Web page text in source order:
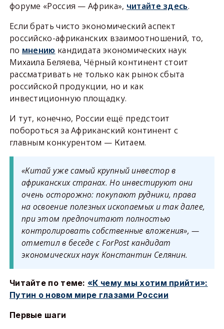
форуме «Россия — Африка», читайте здесь.
Если брать чисто экономический аспект
российско-африканских взаимоотношений, то,
по мнению кандидата экономических наук
Михаила Беляева, Чёрный континент стоит
рассматривать не только как рынок сбыта
российской продукции, но и как
инвестиционную площадку.
И тут, конечно, России ещё предстоит
побороться за Африканский континент с
главным конкурентом — Китаем.
«Китай уже самый крупный инвестор в
африканских странах. Но инвестируют они
очень осторожно: покупают рудники, права
на освоение полезных ископаемых и так далее,
при этом предпочитают полностью
контролировать собственные вложения», —
отметил в беседе с ForPost кандидат
экономических наук Константин Селянин.
Читайте по теме:«К чему мы хотим прийти»:
Путин о новом мире глазами России
Первые шаги